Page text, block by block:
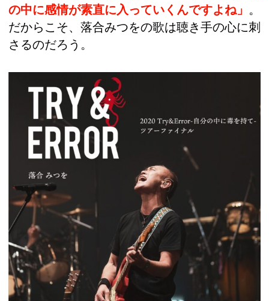
の中に感情が素直に入っていくんですよね」 。
だからこそ、落合みつをの歌は聴き手の心に刺
さるのだろう。